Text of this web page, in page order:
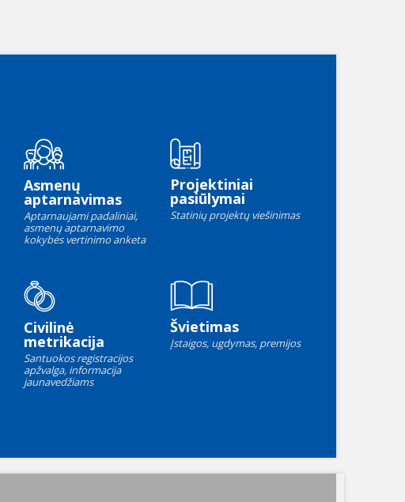
Asmenų
aptarnavimas
Aptarnaujami padaliniai,
asmenų aptarnavimo
kokybės vertinimo anketa
Projektiniai
pasiūlymai
Statinių projektų viešinimas
Civilinė
metrikacija
Santuokos registracijos
apžvalga, informacija
jaunavedžiams
Švietimas
Įstaigos, ugdymas, premijos